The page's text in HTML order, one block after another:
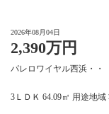
売買情報
月極駐車場のご案内
2026年08月04日
2,390万円
パレロワイヤル西浜・
3ＬＤＫ 64.09㎡ 用途地域